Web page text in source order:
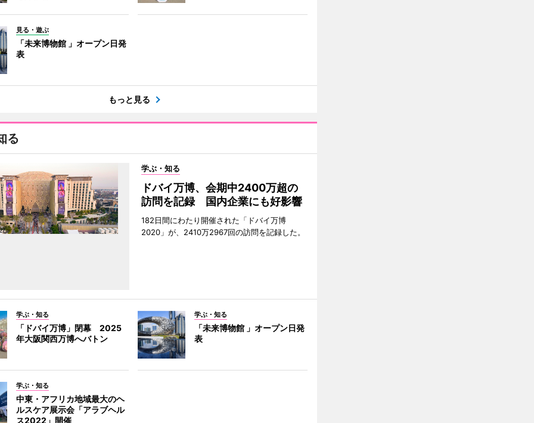
見る・遊ぶ
「未来博物館 」オープン日発
表
もっと見る
る
学ぶ・知る
ドバイ万博、会期中2400万超の
訪問を記録 国内企業にも好影響
182日間にわたり開催された「ドバイ万博
2020」が、2410万2967回の訪問を記録した。
学ぶ・知る
「ドバイ万博」閉幕 2025
年大阪関西万博へバトン
学ぶ・知る
「未来博物館 」オープン日発
表
学ぶ・知る
中東・アフリカ地域最大のヘ
ルスケア展示会「アラブヘル
ス2022」開催